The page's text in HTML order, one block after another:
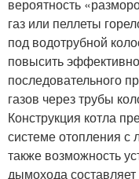
вероятность
газ или пеллеты
под водотрубной
повысить
последовательного
газов через трубы
Конструкция котла
системе отопления
также возможность
дымохода